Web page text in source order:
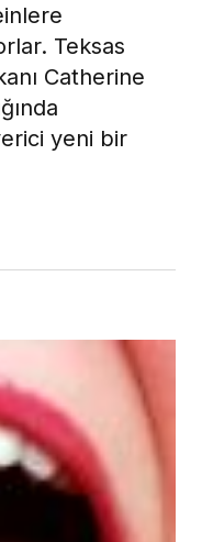
Teksas
Catherine
yeni bir